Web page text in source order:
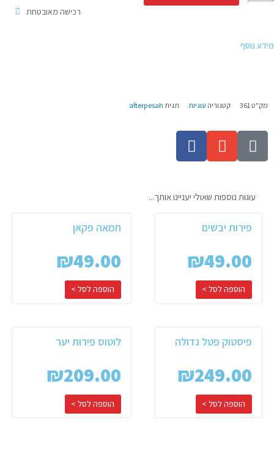
רכישה מאובטחת
מידע נוסף
מק"ט361 קטגוריה עוגיות תגית afterpesah
P
h
o
e
a
t
E
n
v
l
p
F
a
c
b
-
עוגות נוספות שאולי יעניינו אותך...
פירות יבשים
₪49.00
הוספה לסל >
חמאה פקאן
₪49.00
הוספה לסל >
פיסטוק פטל גדולה
₪249.00
הוספה לסל >
לוטוס פירות יער
₪209.00
הוספה לסל >